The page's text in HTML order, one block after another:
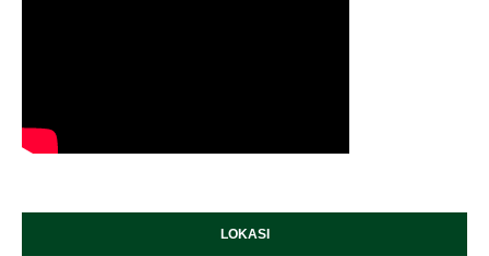
LOKASI